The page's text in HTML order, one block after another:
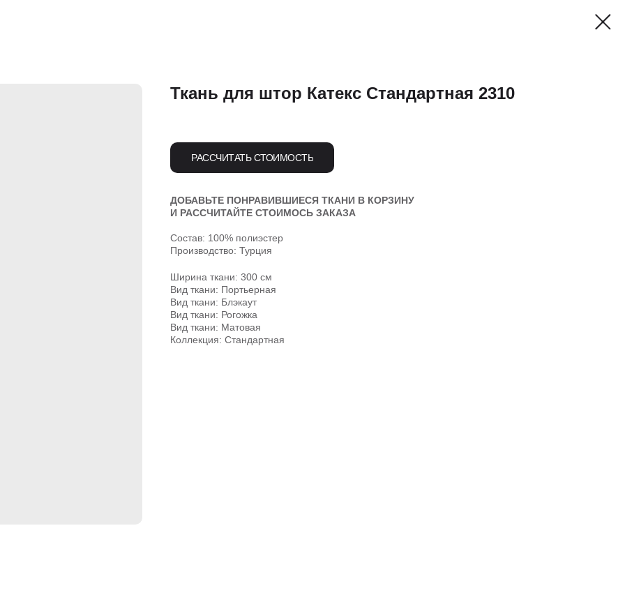
Ткань для штор Катекс Стандартная 2310
РАССЧИТАТЬ СТОИМОСТЬ
ДОБАВЬТЕ ПОНРАВИВШИЕСЯ ТКАНИ В КОРЗИНУ
И РАССЧИТАЙТЕ СТОИМОСЬ ЗАКАЗА
Состав: 100% полиэстер
Производство: Турция
Ширина ткани: 300 см
Вид ткани: Портьерная
Вид ткани: Блэкаут
Вид ткани: Рогожка
Вид ткани: Матовая
Коллекция: Стандартная